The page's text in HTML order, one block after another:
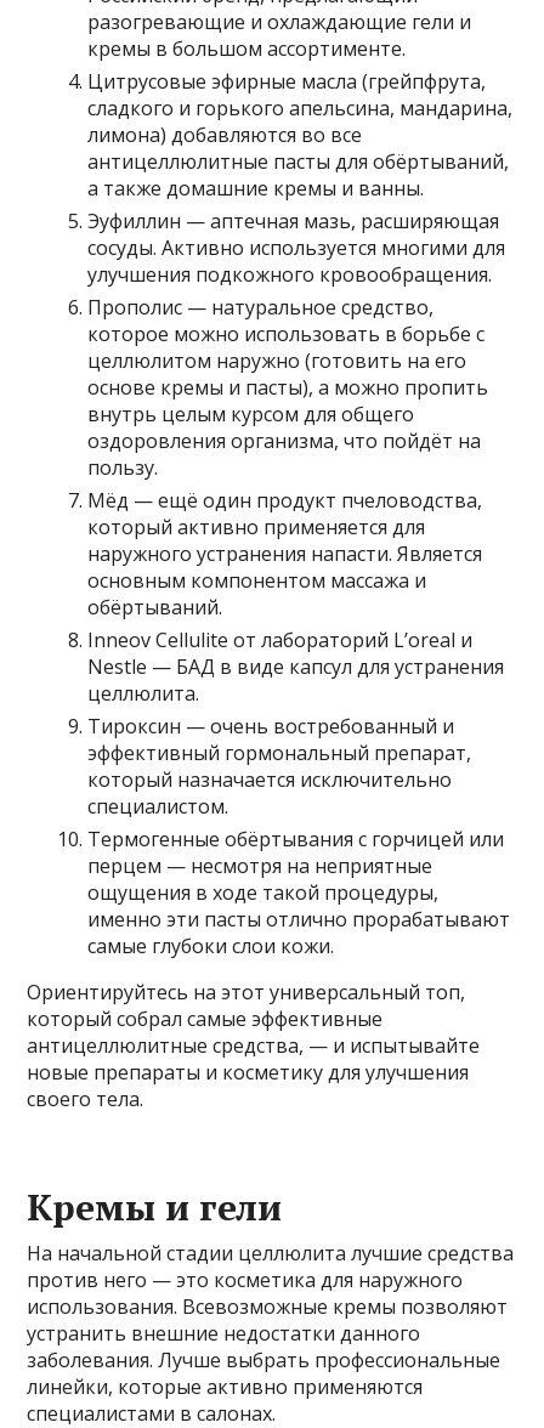
разогревающие и охлаждающие гели и
кремы в большом ассортименте.
Цитрусовые эфирные масла (грейпфрута,
сладкого и горького апельсина, мандарина,
лимона) добавляются во все
антицеллюлитные пасты для обёртываний,
а также домашние кремы и ванны.
Эуфиллин — аптечная мазь, расширяющая
сосуды. Активно используется многими для
улучшения подкожного кровообращения.
Прополис — натуральное средство,
которое можно использовать в борьбе с
целлюлитом наружно (готовить на его
основе кремы и пасты), а можно пропить
внутрь целым курсом для общего
оздоровления организма, что пойдёт на
пользу.
Мёд — ещё один продукт пчеловодства,
который активно применяется для
наружного устранения напасти. Является
основным компонентом массажа и
обёртываний.
Inneov Cellulite от лабораторий L’oreal и
Nestle — БАД в виде капсул для устранения
целлюлита.
Тироксин — очень востребованный и
эффективный гормональный препарат,
который назначается исключительно
специалистом.
Термогенные обёртывания с горчицей или
перцем — несмотря на неприятные
ощущения в ходе такой процедуры,
именно эти пасты отлично прорабатывают
самые глубоки слои кожи.
Ориентируйтесь на этот универсальный топ,
который собрал самые эффективные
антицеллюлитные средства, — и испытывайте
новые препараты и косметику для улучшения
своего тела.
Кремы и гели
На начальной стадии целлюлита лучшие средства
против него — это косметика для наружного
использования. Всевозможные кремы позволяют
устранить внешние недостатки данного
заболевания. Лучше выбрать профессиональные
линейки, которые активно применяются
специалистами в салонах.